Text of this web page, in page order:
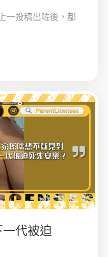
一投稿出咗後，都
代被迫